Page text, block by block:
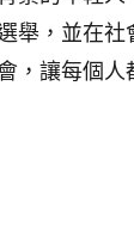
舉，並在社
，讓每個人